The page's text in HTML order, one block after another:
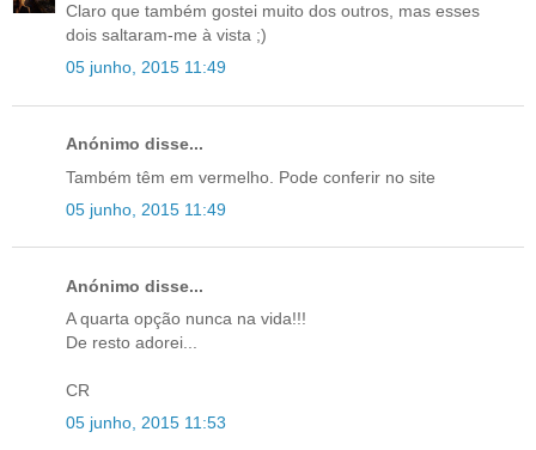
Claro que também gostei muito dos outros, mas esses
dois saltaram-me à vista ;)
05 junho, 2015 11:49
Anónimo disse...
Também têm em vermelho. Pode conferir no site
05 junho, 2015 11:49
Anónimo disse...
A quarta opção nunca na vida!!!
De resto adorei...
CR
05 junho, 2015 11:53